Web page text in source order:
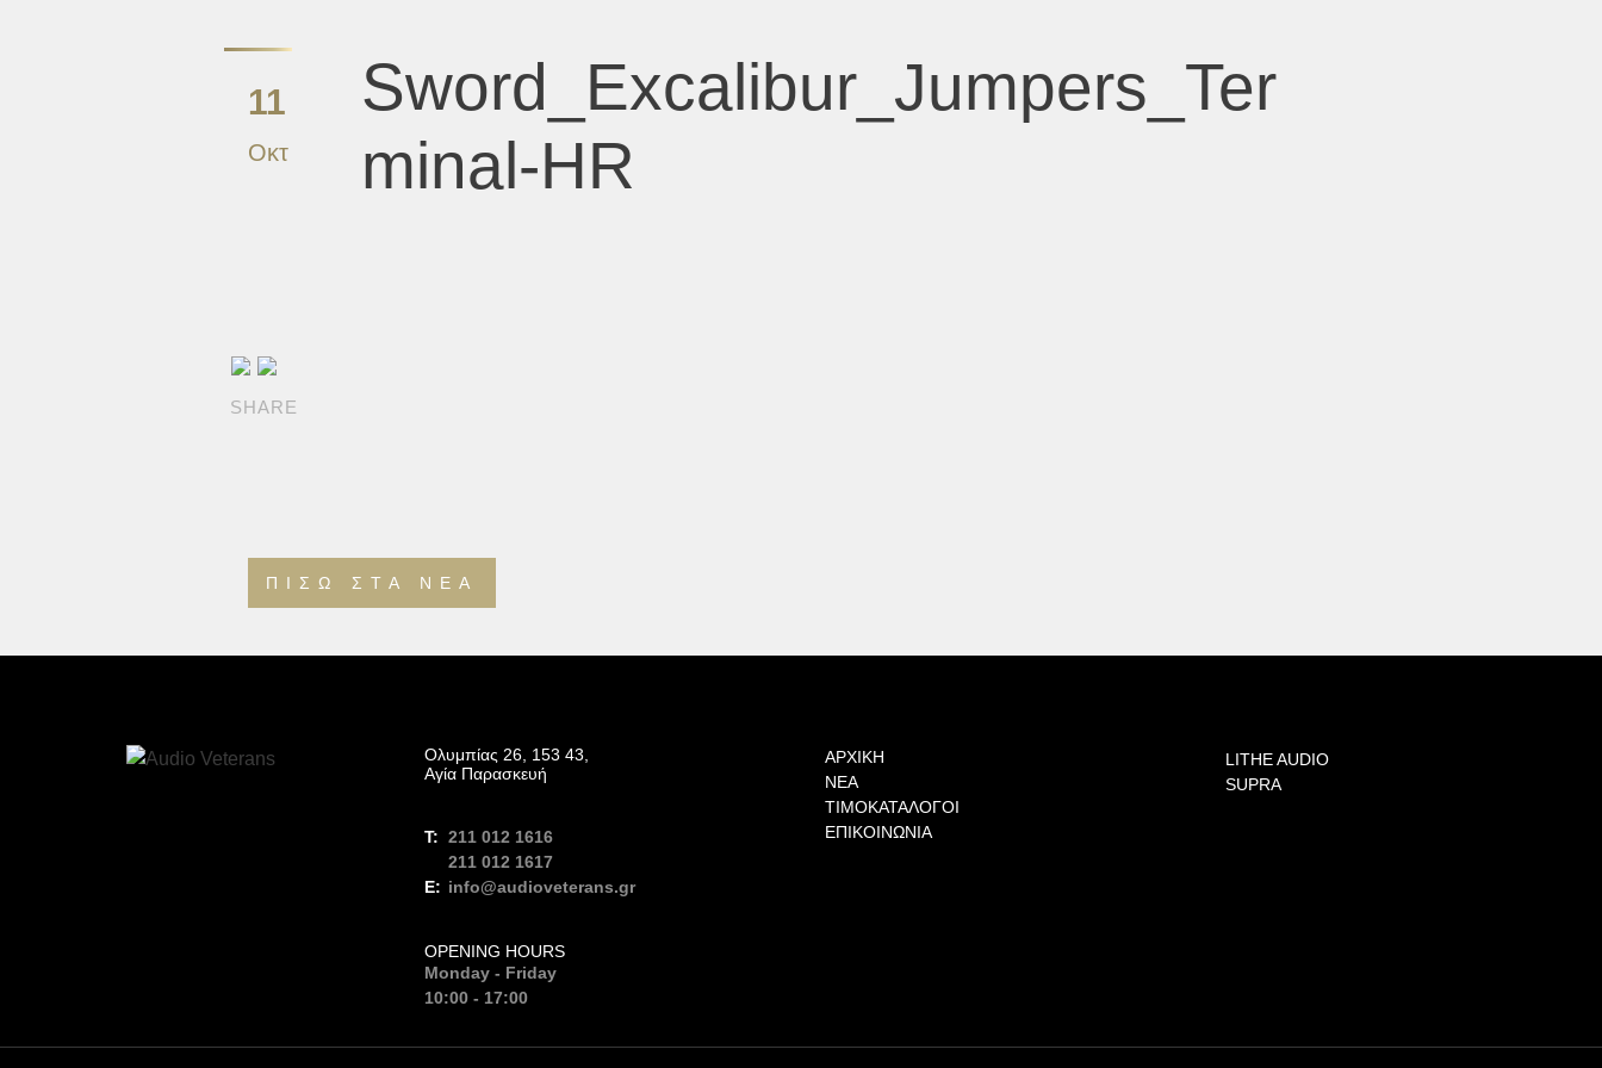
11
Οκτ
Sword_Excalibur_Jumpers_Ter
minal-HR
SHARE
ΠΊΣΩ ΣΤΑ ΝΈΑ
Ολυμπίας 26, 153 43,
Αγία Παρασκευή
211 012 1616
211 012 1617
info@audioveterans.gr
OPENING HOURS
Monday - Friday
10:00 - 17:00
ΑΡΧΙΚΉ
ΝΈΑ
ΤΙΜΟΚΑΤΆΛΟΓΟΙ
ΕΠΙΚΟΙΝΩΝΊΑ
LITHE AUDIO
SUPRA